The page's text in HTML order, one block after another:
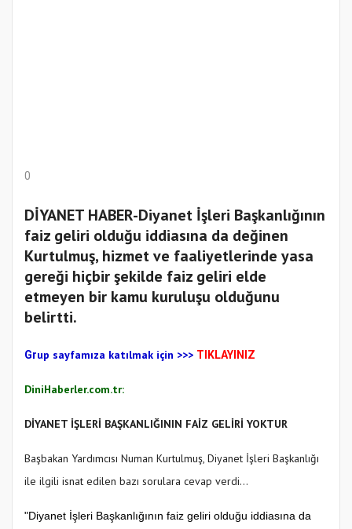
0
DİYANET HABER-Diyanet İşleri Başkanlığının
faiz geliri olduğu iddiasına da değinen
Kurtulmuş, hizmet ve faaliyetlerinde yasa
gereği hiçbir şekilde faiz geliri elde
etmeyen bir kamu kuruluşu olduğunu
belirtti.
Grup sayfamıza katılmak için >>> TIKLAYINIZ
DiniHaberler.com.tr:
DİYANET İŞLERİ BAŞKANLIĞININ FAİZ GELİRİ YOKTUR
Başbakan Yardımcısı Numan Kurtulmuş, Diyanet İşleri Başkanlığı
ile ilgili isnat edilen bazı sorulara cevap verdi...
"Diyanet İşleri Başkanlığının faiz geliri olduğu iddiasına da